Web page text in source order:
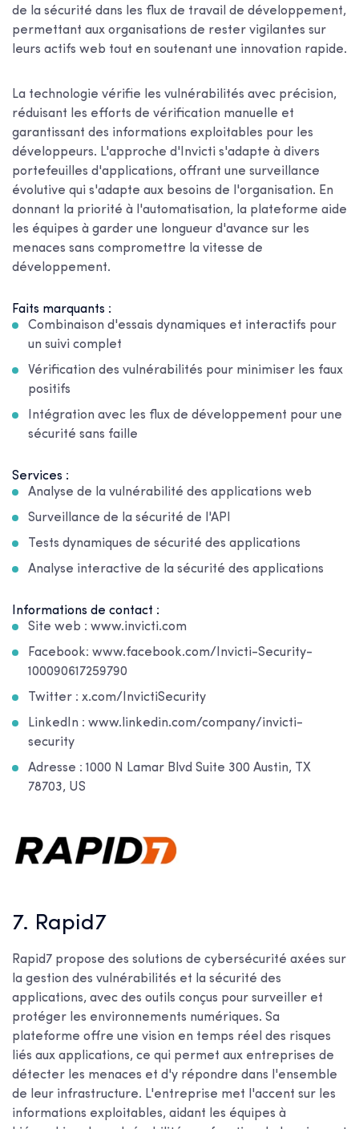
de la sécurité dans les flux de travail de développement,
permettant aux organisations de rester vigilantes sur
leurs actifs web tout en soutenant une innovation rapide.
La technologie vérifie les vulnérabilités avec précision,
réduisant les efforts de vérification manuelle et
garantissant des informations exploitables pour les
développeurs. L'approche d'Invicti s'adapte à divers
portefeuilles d'applications, offrant une surveillance
évolutive qui s'adapte aux besoins de l'organisation. En
donnant la priorité à l'automatisation, la plateforme aide
les équipes à garder une longueur d'avance sur les
menaces sans compromettre la vitesse de
développement.
Faits marquants :
Combinaison d'essais dynamiques et interactifs pour
un suivi complet
Vérification des vulnérabilités pour minimiser les faux
positifs
Intégration avec les flux de développement pour une
sécurité sans faille
Services :
Analyse de la vulnérabilité des applications web
Surveillance de la sécurité de l'API
Tests dynamiques de sécurité des applications
Analyse interactive de la sécurité des applications
Informations de contact :
Site web : www.invicti.com
Facebook: www.facebook.com/Invicti-Security-
100090617259790
Twitter : x.com/InvictiSecurity
LinkedIn : www.linkedin.com/company/invicti-
security
Adresse : 1000 N Lamar Blvd Suite 300 Austin, TX
78703, US
7. Rapid7
Rapid7 propose des solutions de cybersécurité axées sur
la gestion des vulnérabilités et la sécurité des
applications, avec des outils conçus pour surveiller et
protéger les environnements numériques. Sa
plateforme offre une vision en temps réel des risques
liés aux applications, ce qui permet aux entreprises de
détecter les menaces et d'y répondre dans l'ensemble
de leur infrastructure. L'entreprise met l'accent sur les
informations exploitables, aidant les équipes à